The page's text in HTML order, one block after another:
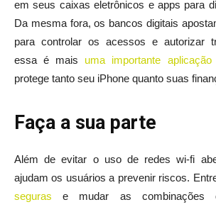
em seus caixas eletrônicos e apps para
Da mesma fora, os bancos digitais
para controlar os acessos e autorizar
essa é mais uma importante
protege tanto seu iPhone quanto suas
Faça a sua parte
Além de evitar o uso de redes wi-fi
ajudam os usuários a prevenir riscos.
seguras e mudar as combinações